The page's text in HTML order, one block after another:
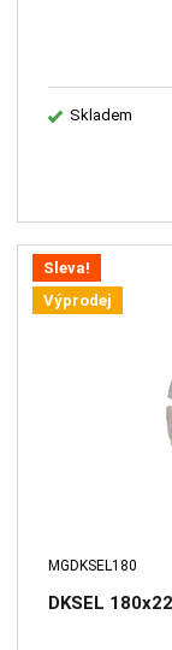
Skladem
Sleva!
Výprodej
MGDKSEL180
DKSEL